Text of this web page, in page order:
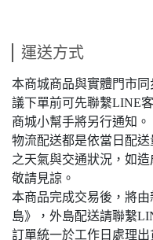
運送方式
本商城商品與實體門市
議下單前可先聯繫LINE
商城小幫手將另行通知。
物流配送都是依當日配
之天氣與交通狀況，如
敬請見諒。
本商品完成交易後，將
島》，外島配送請聯繫
訂單統一於工作日處理